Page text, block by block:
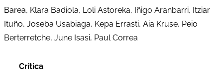
Barea, Klara Badiola, Loli Astoreka, Iñigo Aranbarri, Itziar
Ituño, Joseba Usabiaga, Kepa Errasti, Aia Kruse, Peio
Berterretche, June Isasi, Paul Correa
Crítica